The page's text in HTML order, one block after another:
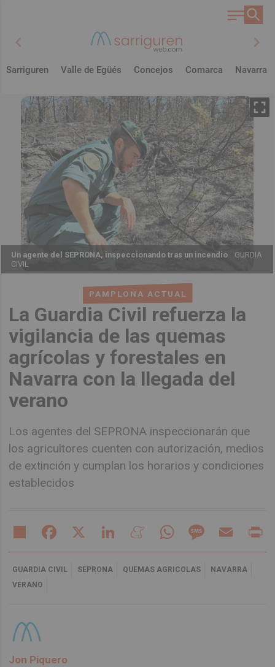
chevron_left chevron_right
Sarriguren Valle de Egüés Concejos Comarca Navarra
PAMPLONA ACTUAL
La Guardia Civil refuerza la
vigilancia de las quemas
agrícolas y forestales en
Navarra con la llegada del
verano
Los agentes del SEPRONA inspeccionarán que
los agricultores cuenten con autorización, medios
de extinción y cumplan los horarios y condiciones
establecidos
Un agente del SEPRONA, inspeccionando tras un incendio
GURDIA
CIVIL
Share Facebook LinkedIn MeneameWhatsAppMessageEmail
GUARDIA CIVIL SEPRONA QUEMAS AGRICOLAS
NAVARRA
VERANO
Jon Piquero